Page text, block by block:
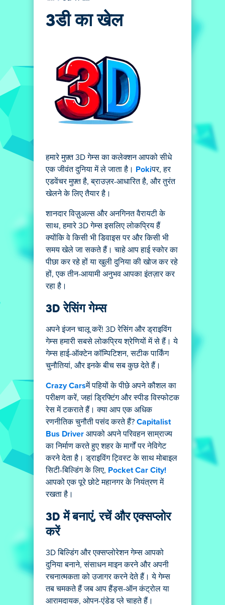
3डी का खेल
हमारे मुफ़्त 3D गेम्स का कलेक्शन आपको सीधे
एक जीवंत दुनिया में ले जाता है।
Pokiपर, हर
एडवेंचर मुफ़्त है, ब्राउज़र-आधारित है, और तुरंत
खेलने के लिए तैयार है।
शानदार विज़ुअल्स और अनगिनत वैरायटी के
साथ, हमारे 3D गेम्स इसलिए लोकप्रिय हैं
क्योंकि वे किसी भी डिवाइस पर और किसी भी
समय खेले जा सकते हैं। चाहे आप हाई स्कोर का
पीछा कर रहे हों या खुली दुनिया की खोज कर रहे
हों, एक तीन-आयामी अनुभव आपका इंतज़ार कर
रहा है।
3D रेसिंग गेम्स
अपने इंजन चालू करें! 3D रेसिंग और ड्राइविंग
गेम्स हमारी सबसे लोकप्रिय श्रेणियों में से हैं। ये
गेम्स हाई-ऑक्टेन कॉम्पिटिशन, सटीक पार्किंग
चुनौतियां, और इनके बीच सब कुछ देते हैं।
Crazy Carsमें पहियों के पीछे अपने कौशल का
परीक्षण करें, जहां ड्रिफ्टिंग और स्पीड विस्फोटक
रेस में टकराते हैं। क्या आप एक अधिक
रणनीतिक चुनौती पसंद करते हैं? Capitalist
Bus Driver आपको अपने परिवहन साम्राज्य
का निर्माण करते हुए शहर के मार्गों पर नेविगेट
करने देता है। ड्राइविंग ट्विस्ट के साथ मोबाइल
सिटी-बिल्डिंग के लिए, Pocket Car City!
आपको एक पूरे छोटे महानगर के नियंत्रण में
रखता है।
3D में बनाएं, रचें और एक्सप्लोर
करें
3D बिल्डिंग और एक्सप्लोरेशन गेम्स आपको
दुनिया बनाने, संसाधन माइन करने और अपनी
रचनात्मकता को उजागर करने देते हैं। ये गेम्स
तब चमकते हैं जब आप हैंड्स-ऑन कंट्रोल या
आरामदायक, ओपन-एंडेड प्ले चाहते हैं।